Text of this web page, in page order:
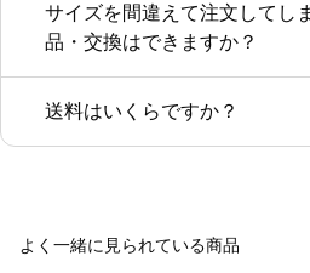
サイズを間違えて注文してし
品・交換はできますか？
送料はいくらですか？
よく一緒に見られている商品